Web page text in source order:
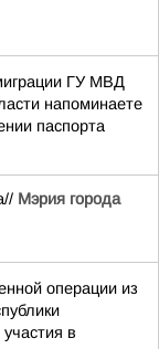
ГУ МВД
напоминаете
паспорта
Мэрия города
операции из
в